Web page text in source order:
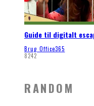
Guide til digitalt
Brug Office365
8242
RANDOM